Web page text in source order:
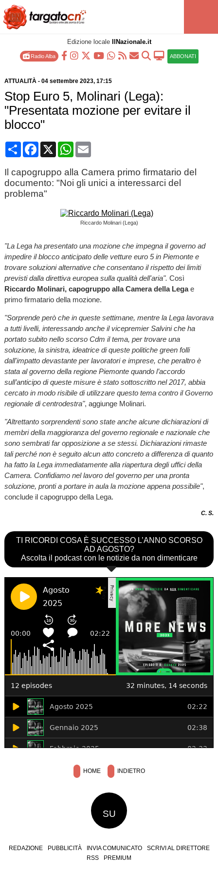
Edizione locale IlNazionale.it
Radio Alba ABBONATI
ATTUALITÀ- 04 settembre 2023, 17:15
Stop Euro 5, Molinari (Lega):
"Presentata mozione per evitare il
blocco"
CondividiFacebook
X WhatsApp
Email
Il capogruppo alla Camera primo firmatario del
documento: "Noi gli unici a interessarci del
problema"
Riccardo Molinari (Lega)
"La Lega ha presentato una mozione che impegna il governo ad
impedire il blocco anticipato delle vetture euro 5 in Piemonte e
trovare soluzioni alternative che consentano il rispetto dei limiti
previsti dalla direttiva europea sulla qualità dell'aria". Così
Riccardo Molinari, capogruppo alla Camera della Legae
primo firmatario della mozione.
"Sorprende però che in queste settimane, mentre la Lega lavorava
a tutti livelli, interessando anche il vicepremier Salvini che ha
portato subito nello scorso Cdm il tema, per trovare una
soluzione, la sinistra, ideatrice di queste politiche green folli
dall'impatto devastante per lavoratori e imprese, che peraltro è
stata al governo della regione Piemonte quando l’accordo
sull’anticipo di queste misure è stato sottoscritto nel 2017, abbia
cercato in modo risibile di utilizzare questo tema contro il Governo
regionale di centrodestra", aggiunge Molinari.
"Altrettanto sorprendenti sono state anche alcune dichiarazioni di
membri della maggioranza del governo regionale e nazionale che
sono sembrati far opposizione a se stessi. Dichiarazioni rimaste
tali perché non è seguito alcun atto concreto a differenza di quanto
ha fatto la Lega immediatamente alla riapertura degli uffici della
Camera. Confidiamo nel lavoro del governo per una pronta
soluzione, pronti a portare in aula la mozione appena possibile",
conclude il capogruppo della Lega.
C. S.
TI RICORDI COSA È SUCCESSO L’ANNO SCORSO
AD AGOSTO?
Ascolta il podcast con le notizie da non dimenticare
HOME INDIETRO
SU
REDAZIONE PUBBLICITÀ INVIA COMUNICATO
SCRIVI AL DIRETTORE
RSS
PREMIUM